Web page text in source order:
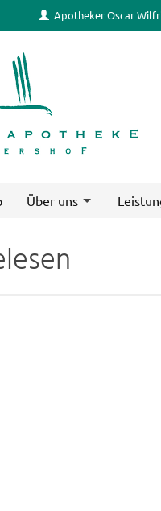
Apotheker Oscar
Über uns